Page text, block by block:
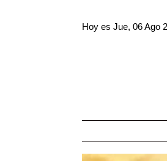
Hoy esJue, 06 Ago